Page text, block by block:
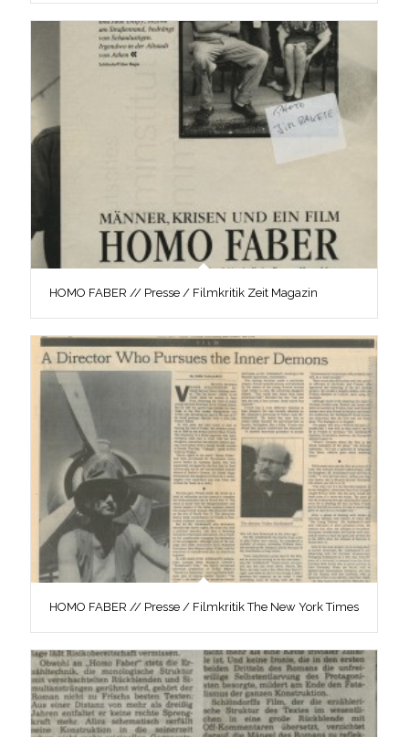
HOMO FABER // Presse / Filmkritik Zeit Magazin
HOMO FABER // Presse / Filmkritik The New York Times